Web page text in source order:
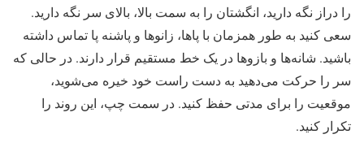
را دراز نگه دارید، انگشتان را به سمت بالا، بالای سر نگه دارید.
سعی کنید به طور همزمان با پاها، زانوها و پاشنه پا تماس داشته
باشید. شانه‌ها و بازوها در یک خط مستقیم قرار دارند. در حالی که
سر را حرکت می‌دهید به دست راست خود خیره می‌شوید،
موقعیت را برای مدتی حفظ کنید. در سمت چپ، این روند را
تکرار کنید.